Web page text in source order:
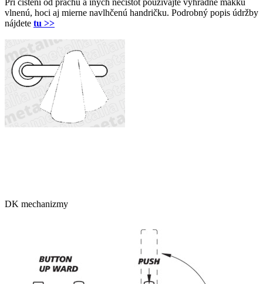
vlnenú, hoci aj mierne navlhčenú handričku. Podrobný popis údržby
nájdete tu >>
DK mechanizmy